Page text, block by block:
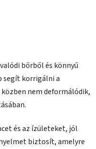
bőrből és könnyű
segít korrigálni a
nem deformálódik,
és az ízületeket, jól
biztosít, amelyre